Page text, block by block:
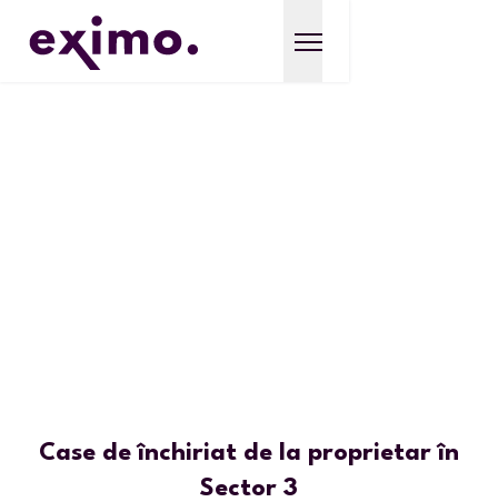
Case de închiriat de la proprietar în
Sector 3